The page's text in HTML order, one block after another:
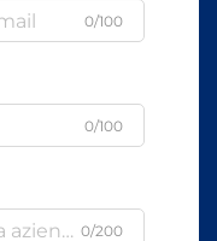
0/100
0/100
0/200